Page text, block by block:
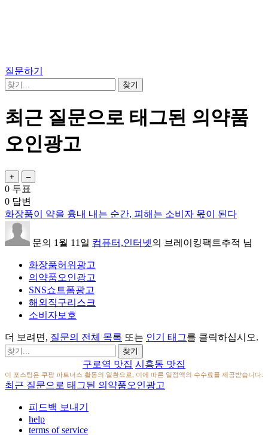
질문하기
최근 질문으로 태그된 의약품
오인광고
0 투표
0 답변
화장품이 약을 흉내 내는 순간, 피해는 소비자 몫이 된다
문의 1월 11일 컴퓨터,인터넷의 브레이킹팩트추적 님
화장품허위광고
의약품오인광고
SNS쇼트폼광고
해외직구리스크
소비자보호
더 보려면, 질문의 전체 목록 또는 인기 태그를 클릭하십시오.
구로역 맛집 시흥동 맛집
이 포스팅은 쿠팡 파트너스 활동의 일환으로, 이에 따른 일정액의 수수료를 제공받습니다.
최근 질문으로 태그된 의약품오인광고
피드백 보내기
help
terms of service